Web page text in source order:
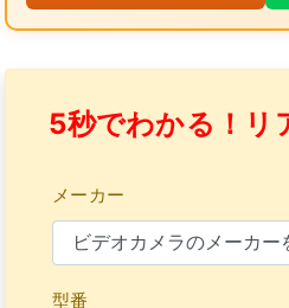
5秒でわかる！リ
メーカー
型番